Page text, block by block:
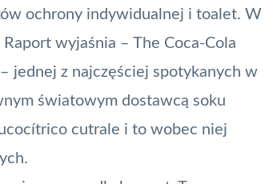
ochrony indywidualnej i toalet. W
wyjaśnia – The Coca-Cola
jednej z najczęściej spotykanych w
światowym dostawcą soku
cutrale i to wobec niej